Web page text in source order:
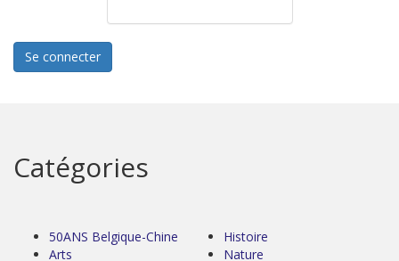
Se connecter
Catégories
50ANS Belgique-Chine
Arts
Histoire
Nature